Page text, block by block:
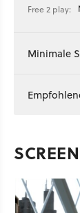
Free 2 play:
Minimale